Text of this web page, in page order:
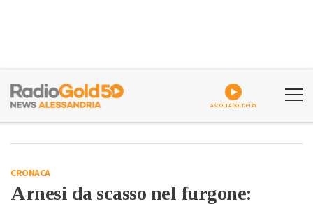
ASCOLTA GOLDPLAY
CRONACA
Arnesi da scasso nel furgone: